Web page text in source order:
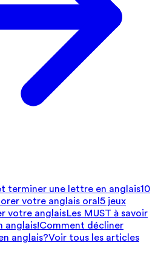
terminer une lettre en anglais10
votre anglais oral 5 jeux
votre anglaisLes MUST à savoir
anglais!Comment décliner
anglais?Voir tous les articles